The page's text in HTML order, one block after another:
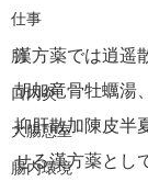
仕事
肌
口内炎
大腸憩室
腸内環境
漢方薬では逍遥
胡加竜骨牡蠣湯
抑肝散加陳皮半
せる漢方薬とし